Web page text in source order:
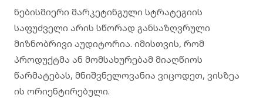
ნებისმიერი მარკეტინგული სტრატეგიის
საფუძველი არის სწორად განსაზღვრული
მიზნობრივი აუდიტორია. იმისთვის, რომ
პროდუქტმა ან მომსახურებამ მიაღწიოს
წარმატებას, მნიშვნელოვანია ვიცოდეთ, ვისზეა
ის ორიენტირებული.